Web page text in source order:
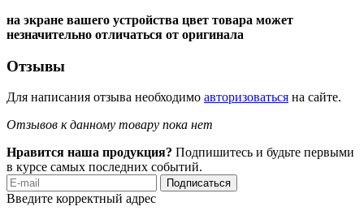
на экране вашего устройства цвет товара может
незначительно отличаться от оригинала
Отзывы
Для написания отзыва необходимо авторизоваться на сайте.
Отзывов к данному товару пока нет
Нравится наша продукция? Подпишитесь и будьте первыми
в курсе самых последних событий.
Подписаться
Введите корректный адрес